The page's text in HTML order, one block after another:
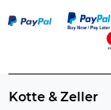
Kotte & Zeller